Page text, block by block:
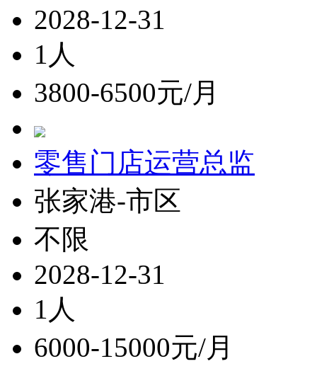
2028-12-31
1人
3800-6500元/月
零售门店运营总监
张家港-市区
不限
2028-12-31
1人
6000-15000元/月